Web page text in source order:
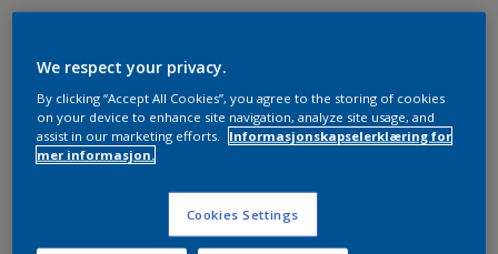
We respect your privacy.
By clicking “Accept All Cookies”, you agree to the storing of cookies
on your device to enhance site navigation, analyze site usage, and
assist in our marketing efforts.
Informasjonskapselerklæring for
mer informasjon.
Cookies Settings